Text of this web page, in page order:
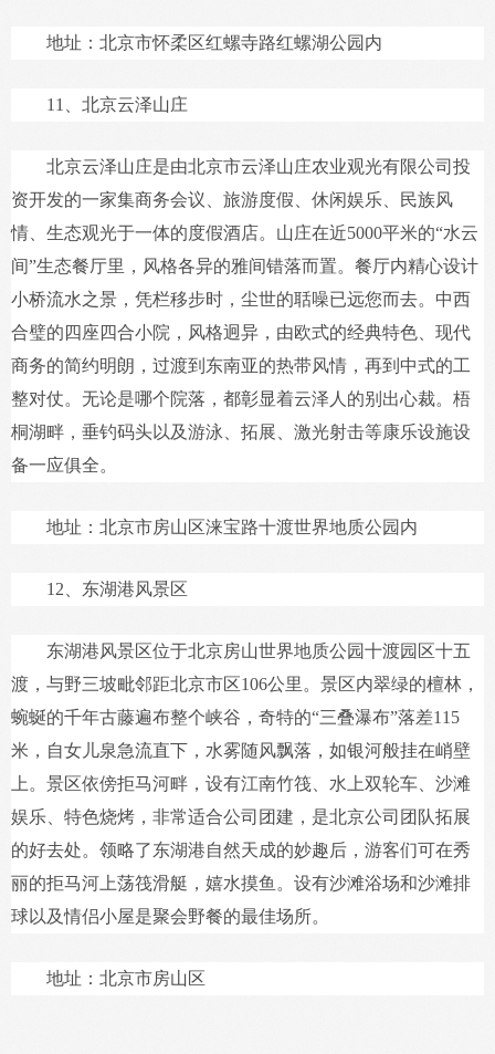
地址：北京市怀柔区红螺寺路红螺湖公园内
11、北京云泽山庄
北京云泽山庄是由北京市云泽山庄农业观光有限公司投
资开发的一家集商务会议、旅游度假、休闲娱乐、民族风
情、生态观光于一体的度假酒店。山庄在近5000平米的“水云
间”生态餐厅里，风格各异的雅间错落而置。餐厅内精心设计
小桥流水之景，凭栏移步时，尘世的聒噪已远您而去。中西
合璧的四座四合小院，风格迥异，由欧式的经典特色、现代
商务的简约明朗，过渡到东南亚的热带风情，再到中式的工
整对仗。无论是哪个院落，都彰显着云泽人的别出心裁。梧
桐湖畔，垂钓码头以及游泳、拓展、激光射击等康乐设施设
备一应俱全。
地址：北京市房山区涞宝路十渡世界地质公园内
12、东湖港风景区
东湖港风景区位于北京房山世界地质公园十渡园区十五
渡，与野三坡毗邻距北京市区106公里。景区内翠绿的檀林，
蜿蜒的千年古藤遍布整个峡谷，奇特的“三叠瀑布”落差115
米，自女儿泉急流直下，水雾随风飘落，如银河般挂在峭壁
上。景区依傍拒马河畔，设有江南竹筏、水上双轮车、沙滩
娱乐、特色烧烤，非常适合公司团建，是北京公司团队拓展
的好去处。领略了东湖港自然天成的妙趣后，游客们可在秀
丽的拒马河上荡筏滑艇，嬉水摸鱼。设有沙滩浴场和沙滩排
球以及情侣小屋是聚会野餐的最佳场所。
地址：北京市房山区